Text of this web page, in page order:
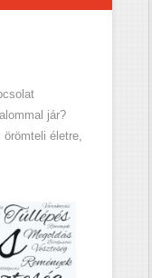
jár?
életre,